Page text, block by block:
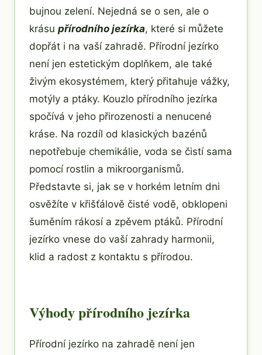
bujnou zelení. Nejedná se o sen, ale o
krásu přírodního jezírka, které si můžete
dopřát i na vaší zahradě. Přírodní jezírko
není jen estetickým doplňkem, ale také
živým ekosystémem, který přitahuje vážky,
motýly a ptáky. Kouzlo přírodního jezírka
spočívá v jeho přirozenosti a nenucené
kráse. Na rozdíl od klasických bazénů
nepotřebuje chemikálie, voda se čistí sama
pomocí rostlin a mikroorganismů.
Představte si, jak se v horkém letním dni
osvěžíte v křišťálově čisté vodě, obklopeni
šuměním rákosí a zpěvem ptáků. Přírodní
jezírko vnese do vaší zahrady harmonii,
klid a radost z kontaktu s přírodou.
Výhody přírodního jezírka
Přírodní jezírko na zahradě není jen